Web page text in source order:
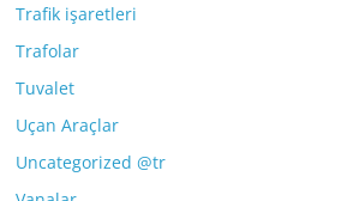
Trafik işaretleri
Trafolar
Tuvalet
Uçan Araçlar
Uncategorized @tr